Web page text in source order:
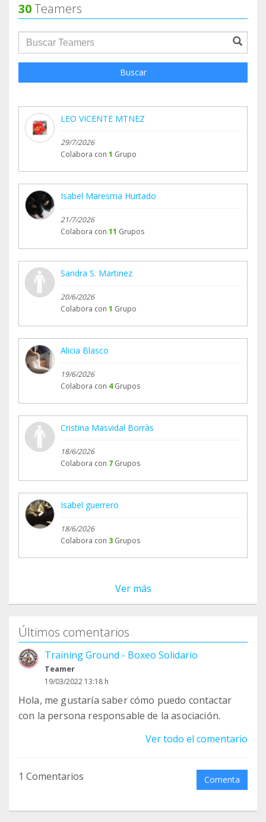
30Teamers
groupProfile.searchForm.search.text???
Buscar
LEO VICENTE MTNEZ
29/7/2026
Colabora con 1 Grupo
Isabel Maresma Hurtado
21/7/2026
Colabora con 11 Grupos
Sandra S. Martinez
20/6/2026
Colabora con 1 Grupo
Alicia Blasco
19/6/2026
Colabora con 4 Grupos
Cristina Masvidal Borràs
18/6/2026
Colabora con 7 Grupos
Isabel guerrero
18/6/2026
Colabora con 3 Grupos
Ver más
Últimos comentarios
Training Ground - Boxeo Solidario
Teamer
19/03/2022 13:18 h
Hola, me gustaría saber cómo puedo contactar
con la persona responsable de la asociación.
Ver todo el comentario
1 Comentarios Comenta